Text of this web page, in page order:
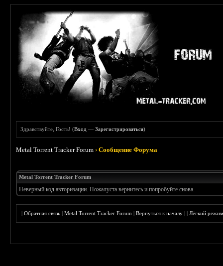
Здравствуйте, Гость! (Вход —Зарегистрироваться)
Metal Torrent Tracker Forum ›Сообщение Форума
Metal Torrent Tracker Forum
Неверный код авторизации. Пожалуста вернитесь и попробуйте снова.
|Обратная связь |Metal Torrent Tracker Forum |Вернуться к началу ||Лёгкий